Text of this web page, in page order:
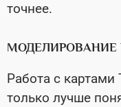
точнее.
МОДЕЛИРОВАНИЕ
Работа с
только лучше